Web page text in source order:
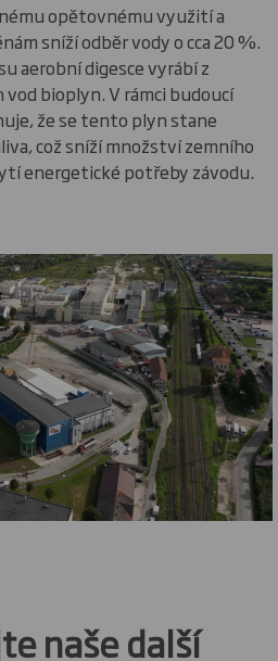
opětovnému využití a
sníží odběr vody o cca 20 %.
aerobní digesce vyrábí z
bioplyn. V rámci budoucí
že se tento plyn stane
což sníží množství zemního
energetické potřeby závodu.
naše další